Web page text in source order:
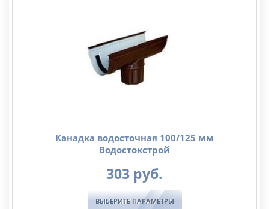
Канадка водосточная 100/125 мм
Водостокстрой
303 руб.
ВЫБЕРИТЕ ПАРАМЕТРЫ